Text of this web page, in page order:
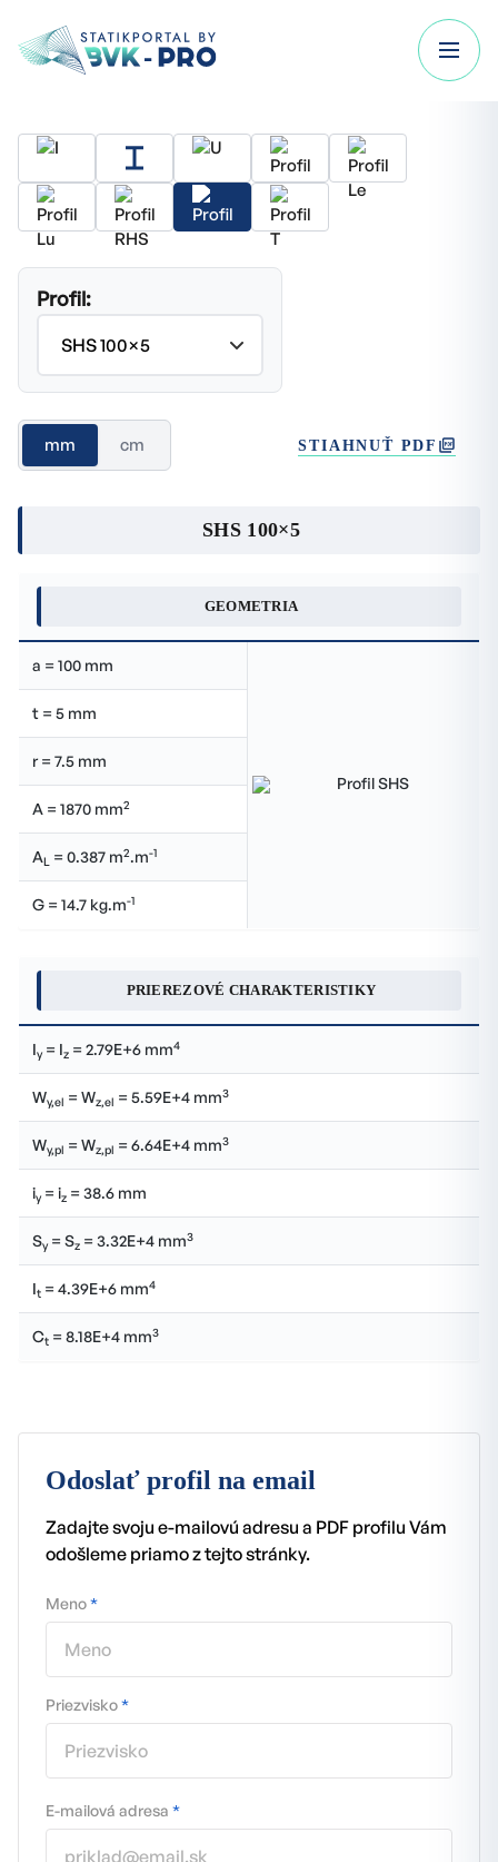
Profil:
mm cm STIAHNUŤ PDF
SHS 100×5
GEOMETRIA
a = 100 mm
t = 5 mm
r = 7.5 mm
A = 1870 mm2
AL = 0.387 m2.m-1
G = 14.7 kg.m-1
PRIEREZOVÉ CHARAKTERISTIKY
Iy= Iz = 2.79E+6 mm4
Wy,el = Wz,el = 5.59E+4 mm3
Wy,pl = Wz,pl = 6.64E+4 mm3
iy= iz = 38.6 mm
Sy= Sz = 3.32E+4 mm3
It = 4.39E+6 mm4
Ct = 8.18E+4 mm3
Odoslať profil na email
Zadajte svoju e-mailovú adresu a PDF profilu Vám
odošleme priamo z tejto stránky.
Meno*
Priezvisko*
E-mailová adresa *